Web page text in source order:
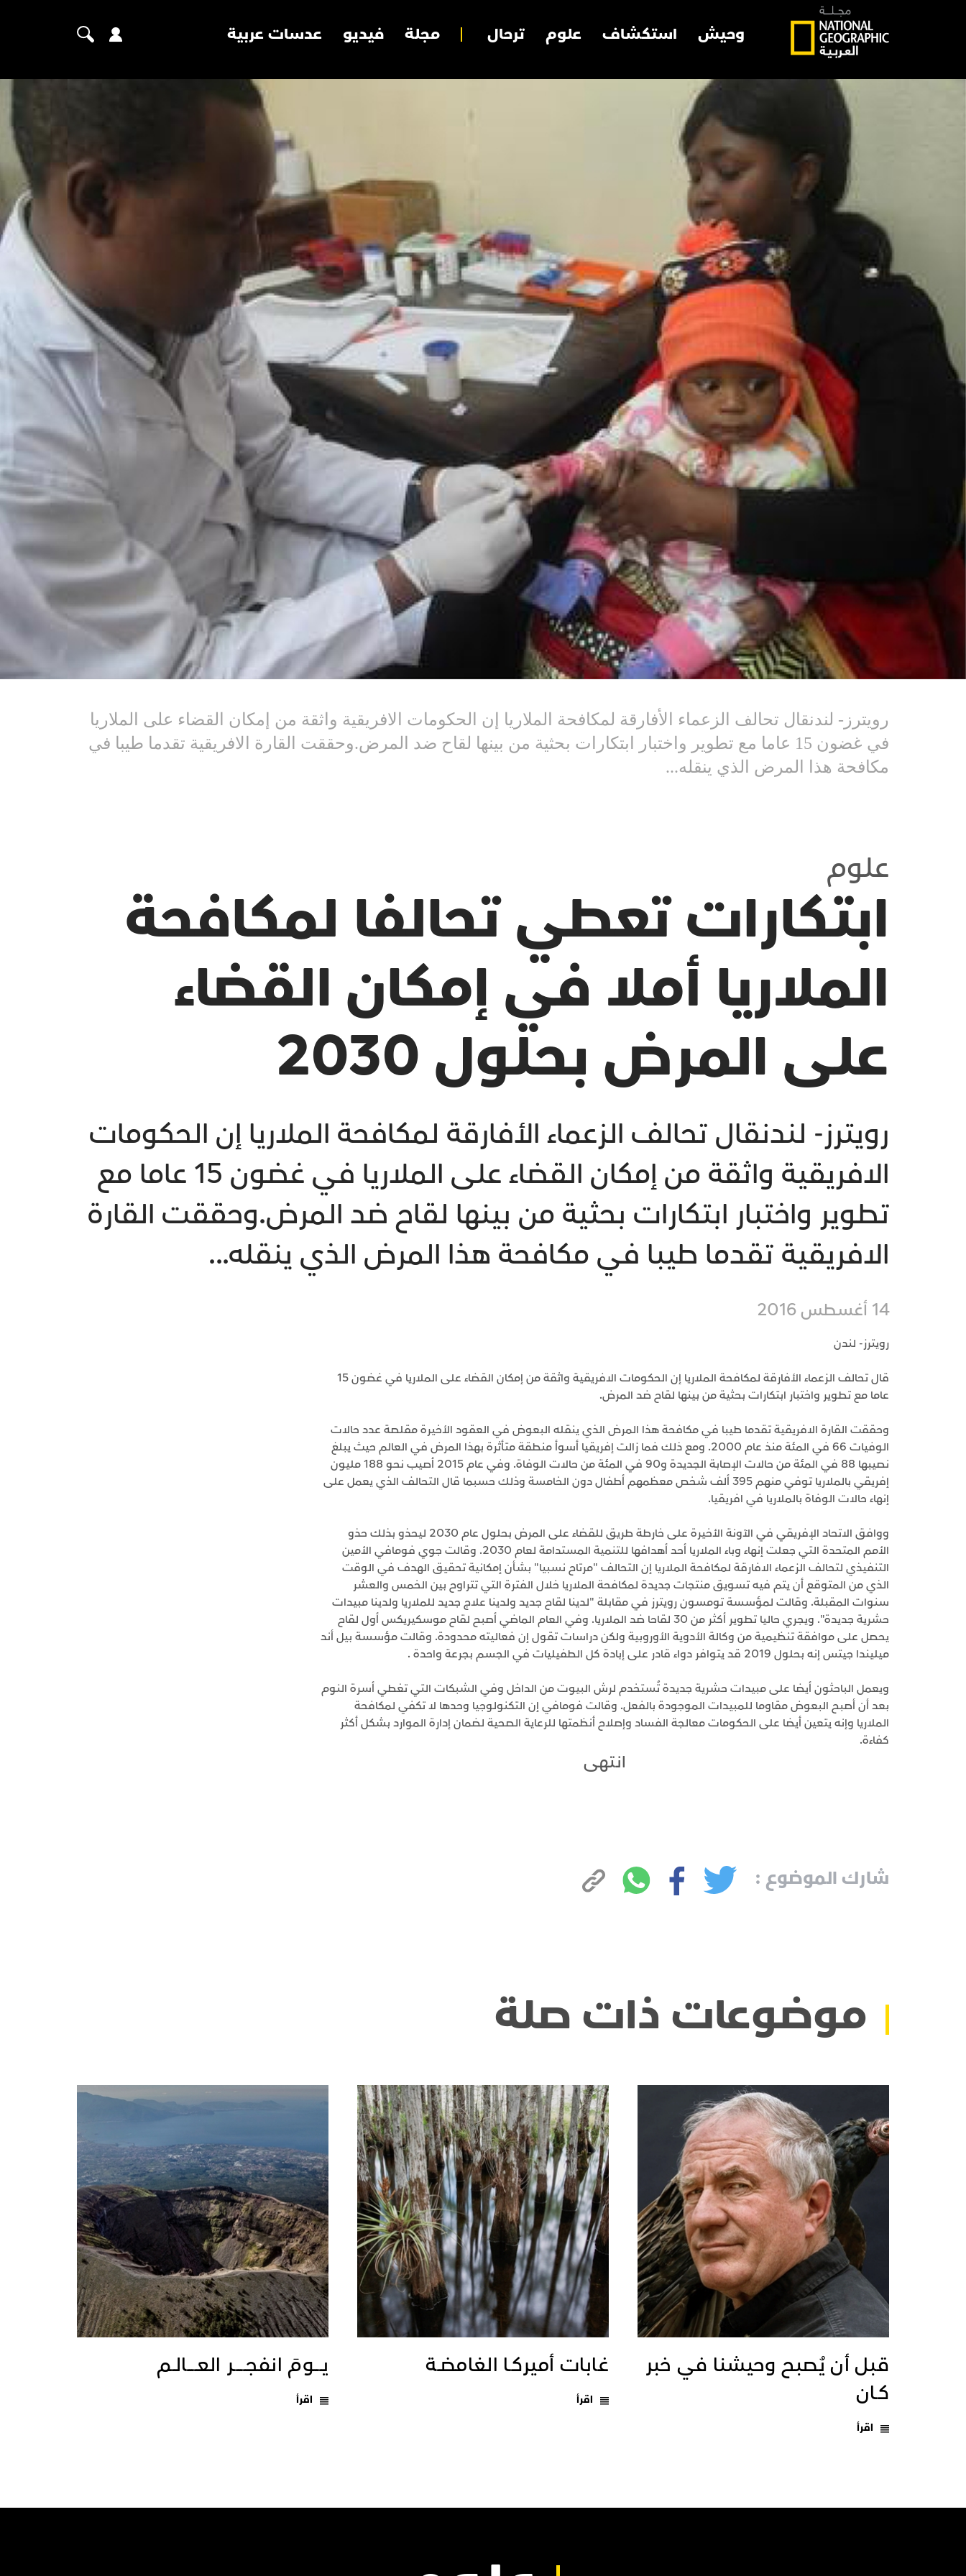
وحيش استكشاف علوم ترحال مجلة فيديو عدسات عربية
رويترز- لندنقال تحالف الزعماء الأفارقة لمكافحة الملاريا إن الحكومات الافريقية واثقة من إمكان القضاء على الملاريا
في غضون 15 عاما مع تطوير واختبار ابتكارات بحثية من بينها لقاح ضد المرض.وحققت القارة الافريقية تقدما طيبا في
مكافحة هذا المرض الذي ينقله...
علوم
ابتكارات تعطي تحالفا لمكافحة
الملاريا أملا في إمكان القضاء
على المرض بحلول 2030
رويترز- لندنقال تحالف الزعماء الأفارقة لمكافحة الملاريا إن الحكومات
الافريقية واثقة من إمكان القضاء على الملاريا في غضون 15 عاما مع
تطوير واختبار ابتكارات بحثية من بينها لقاح ضد المرض.وحققت القارة
الافريقية تقدما طيبا في مكافحة هذا المرض الذي ينقله...
14 أغسطس 2016
رويترز- لندن
قال تحالف الزعماء الأفارقة لمكافحة الملاريا إن الحكومات الافريقية واثقة من إمكان القضاء على الملاريا في غضون 15
عاما مع تطوير واختبار ابتكارات بحثية من بينها لقاح ضد المرض.
وحققت القارة الافريقية تقدما طيبا في مكافحة هذا المرض الذي ينقله البعوض في العقود الأخيرة مقلصة عدد حالات
الوفيات 66 في المئة منذ عام 2000. ومع ذلك فما زالت إفريقيا أسوأ منطقة متأثرة بهذا المرض في العالم حيث يبلغ
نصيبها 88 في المئة من حالات الإصابة الجديدة و90 في المئة من حالات الوفاة. وفي عام 2015 أصيب نحو 188 مليون
إفريقي بالملاريا توفي منهم 395 ألف شخص معظمهم أطفال دون الخامسة وذلك حسبما قال التحالف الذي يعمل على
إنهاء حالات الوفاة بالملاريا في افريقيا.
ووافق الاتحاد الإفريقي في الآونة الأخيرة على خارطة طريق للقضاء على المرض بحلول عام 2030 ليحذو بذلك حذو
الأمم المتحدة التي جعلت إنهاء وباء الملاريا أحد أهدافها للتنمية المستدامة لعام 2030. وقالت جوي فومافي الأمين
التنفيذي لتحالف الزعماء الافارقة لمكافحة الملاريا إن التحالف "مرتاح نسبيا" بشأن إمكانية تحقيق الهدف في الوقت
الذي من المتوقع أن يتم فيه تسويق منتجات جديدة لمكافحة الملاريا خلال الفترة التي تتراوح بين الخمس والعشر
سنوات المقبلة. وقالت لمؤسسة تومسون رويترز في مقابلة "لدينا لقاح جديد ولدينا علاج جديد للملاريا ولدينا مبيدات
حشرية جديدة". ويجري حاليا تطوير أكثر من 30 لقاحا ضد الملاريا. وفي العام الماضي أصبح لقاح موسكيريكس أول لقاح
يحصل على موافقة تنظيمية من وكالة الأدوية الأوروبية ولكن دراسات تقول إن فعاليته محدودة. وقالت مؤسسة بيل أند
ميليندا جيتس إنه بحلول 2019 قد يتوافر دواء قادر على إبادة كل الطفيليات في الجسم بجرعة واحدة .
ويعمل الباحثون أيضا على مبيدات حشرية جديدة تُستخدم لرش البيوت من الداخل وفي الشبكات التي تغطي أسرة النوم
بعد أن أصبح البعوض مقاوما للمبيدات الموجودة بالفعل. وقالت فومافي إن التكنولوجيا وحدها لا تكفي لمكافحة
الملاريا وإنه يتعين أيضا على الحكومات معالجة الفساد وإصلاح أنظمتها للرعاية الصحية لضمان إدارة الموارد بشكل أكثر
كفاءة.
انتهى
شارك الموضوع :
موضوعات ذات صلة
قبل أن يُصبح وحيشنا في خبر
كـان
اقرأ
غابات أميركـا الغامضـة
اقرأ
يـــومَ انفجـــــر العــــالـم
اقرأ